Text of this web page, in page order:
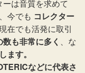
は音質を求めて
今でも コレクター
在でも活発に取引
も非常に多く 、な
ます。
などに代表さ